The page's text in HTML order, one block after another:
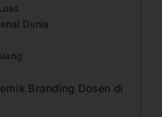
Dunia
Branding Dosen di